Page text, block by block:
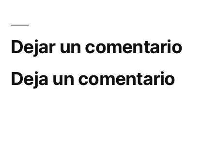
Dejar un comentario
Deja un comentario